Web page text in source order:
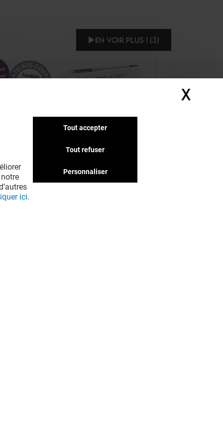
EN VOIR PLUS ! (3)
LA BOUTIQUE DU COIFFEUR
COIFFURE STEAMPOD
ici.
Tout accepter
Tout refuser
Personnaliser
X